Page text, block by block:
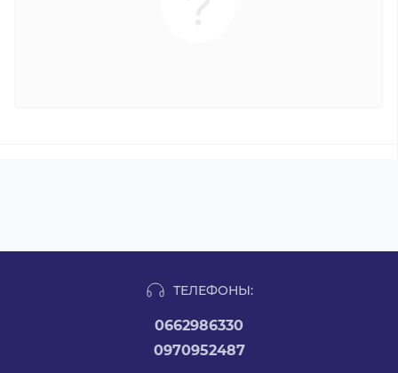
ТЕЛЕФОНЫ:
0662986330
0970952487